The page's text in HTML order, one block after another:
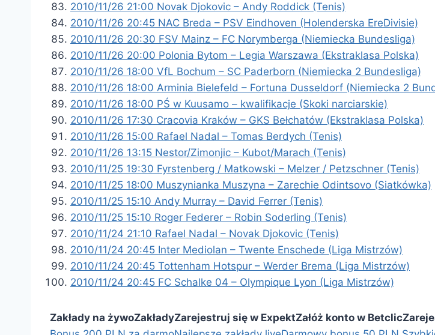
2010/11/26 21:00 Novak Djokovic – Andy Roddick (Tenis)
2010/11/26 20:45 NAC Breda – PSV Eindhoven (Holenderska EreDivisie)
2010/11/26 20:30 FSV Mainz – FC Norymberga (Niemiecka Bundesliga)
2010/11/26 20:00 Polonia Bytom – Legia Warszawa (Ekstraklasa Polska)
2010/11/26 18:00 VfL Bochum – SC Paderborn (Niemiecka 2 Bundesliga)
2010/11/26 18:00 Arminia Bielefeld – Fortuna Dusseldorf (Niemiecka 2
2010/11/26 18:00 PŚ w Kuusamo – kwalifikacje (Skoki narciarskie)
2010/11/26 17:30 Cracovia Kraków – GKS Bełchatów (Ekstraklasa Polska)
2010/11/26 15:00 Rafael Nadal – Tomas Berdych (Tenis)
2010/11/26 13:15 Nestor/Zimonjic – Kubot/Marach (Tenis)
2010/11/25 19:30 Fyrstenberg / Matkowski – Melzer / Petzschner (Tenis)
2010/11/25 18:00 Muszynianka Muszyna – Zarechie Odintsovo (Siatkówka)
2010/11/25 15:10 Andy Murray – David Ferrer (Tenis)
2010/11/25 15:10 Roger Federer – Robin Soderling (Tenis)
2010/11/24 21:10 Rafael Nadal – Novak Djokovic (Tenis)
2010/11/24 20:45 Inter Mediolan – Twente Enschede (Liga Mistrzów)
2010/11/24 20:45 Tottenham Hotspur – Werder Brema (Liga Mistrzów)
2010/11/24 20:45 FC Schalke 04 – Olympique Lyon (Liga Mistrzów)
Zakłady na żywoZakładyZarejestruj się w ExpektZałóż konto w Betclic